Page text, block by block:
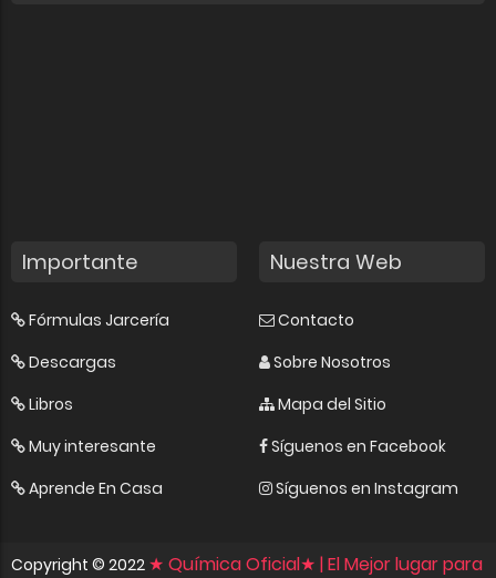
Importante
Fórmulas Jarcería
Descargas
Libros
Muy interesante
Aprende En Casa
Nuestra Web
Contacto
Sobre Nosotros
Mapa del Sitio
Síguenos en Facebook
Síguenos en Instagram
Copyright © 2022 ★ Química Oficial★ | El Mejor lugar para